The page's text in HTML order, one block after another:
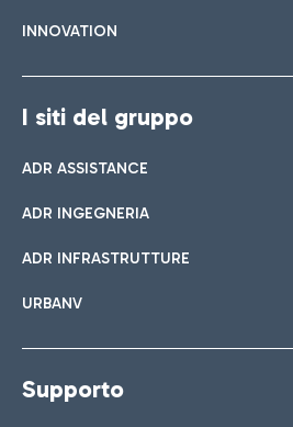
INNOVATION
I siti del gruppo
ADR ASSISTANCE
ADR INGEGNERIA
ADR INFRASTRUTTURE
URBANV
Supporto